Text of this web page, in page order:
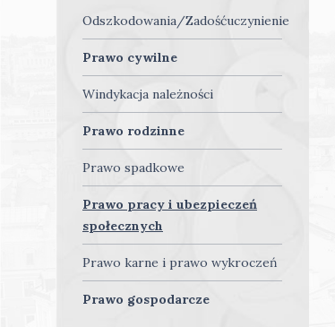
Odszkodowania/Zadośćuczynienie
Prawo cywilne
Windykacja należności
Prawo rodzinne
Prawo spadkowe
Prawo pracy i ubezpieczeń
społecznych
Prawo karne i prawo wykroczeń
Prawo gospodarcze